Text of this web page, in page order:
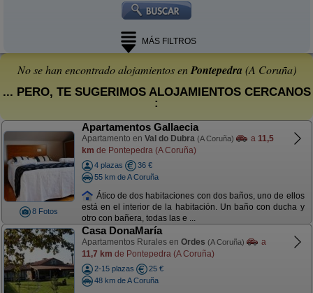
MÁS FILTROS
No se han encontrado alojamientos enPontepedra (A Coruña)
... PERO, TE SUGERIMOS ALOJAMIENTOS CERCANOS
:
8 Fotos
Apartamentos Gallaecia
Apartamento en Val do Dubra (A Coruña) a 11,5
km de Pontepedra (A Coruña)
4 plazas
36 €
55 km de A Coruña
Ático de dos habitaciones con dos baños, uno de ellos
está en el interior de la habitación. Un baño con ducha y
otro con bañera, todas las e ...
Casa DonaMaría
Apartamentos Rurales en Ordes (A Coruña)
a
11,7 km de Pontepedra (A Coruña)
2-15 plazas
25 €
48 km de A Coruña